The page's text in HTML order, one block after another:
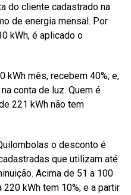
do cliente cadastrado na
de energia mensal. Por
kWh, é aplicado o
kWh mês, recebem 40%; e,
conta de luz. Quem é
221 kWh não tem
o desconto é
que utilizam até
Acima de 51 a 100
kWh tem 10%; e a partir